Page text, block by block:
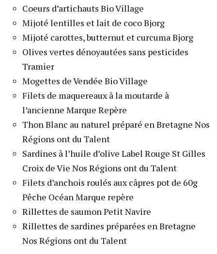
Coeurs d’artichauts Bio Village
Mijoté lentilles et lait de coco Bjorg
Mijoté carottes, butternut et curcuma Bjorg
Olives vertes dénoyautées sans pesticides
Tramier
Mogettes de Vendée Bio Village
Filets de maquereaux à la moutarde à
l’ancienne Marque Repère
Thon Blanc au naturel préparé en Bretagne Nos
Régions ont du Talent
Sardines à l’huile d’olive Label Rouge St Gilles
Croix de Vie Nos Régions ont du Talent
Filets d’anchois roulés aux câpres pot de 60g
Pêche Océan Marque repère
Rillettes de saumon Petit Navire
Rillettes de sardines préparées en Bretagne
Nos Régions ont du Talent